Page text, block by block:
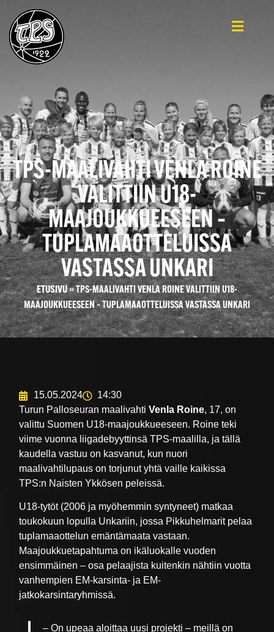
TPS-MAALIVAHTI VENLA ROINE
VALITTIIN U18-
MAAJOUKKUEESEEN –
TUPLAMAAOTTELUISSA
VASTASSA UNKARI
ETUSIVU»TPS-MAALIVAHTI VENLA ROINE VALITTIIN U18-
MAAJOUKKUEESEEN – TUPLAMAAOTTELUISSA VASTASSA UNKARI
15.05.2024
14:30
Turun Palloseuran maalivahtiVenla Roine, 17, on
valittu Suomen U18-maajoukkueeseen. Roine teki
viime vuonna liigadebyyttinsä TPS-maalilla, ja tällä
kaudella vastuu on kasvanut, kun nuori
maalivahtilupaus on torjunut yhtä vaille kaikissa
TPS:n Naisten Ykkösen peleissä.
U18-tytöt (2006 ja myöhemmin syntyneet) matkaa
toukokuun lopulla Unkariin, jossa Pikkuhelmarit pelaa
tuplamaaottelun emäntämaata vastaan.
Maajoukkuetapahtuma on ikäluokalle vuoden
ensimmäinen – osa pelaajista kuitenkin nähtiin vuotta
vanhempien EM-karsinta- ja EM-
jatkokarsintaryhmissä.
– On upeaa aloittaa uusi projekti – meillä on